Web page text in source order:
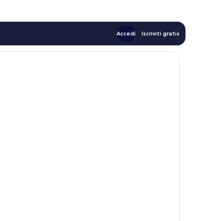
Accedi Iscriviti gratis